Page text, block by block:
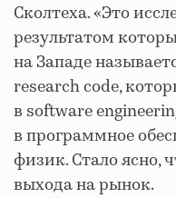
Сколтеха. «Это
результатом
на Западе
research code,
в software
в программное
физик. Стало ясно,
выхода на рынок.